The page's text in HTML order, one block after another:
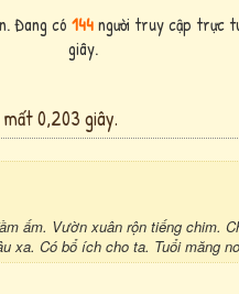
Đang có 144người truy cập trực
giây.
mất 0,203 giây.
ấm. Vườn xuân rộn tiếng chim.
xa. Có bổ ích cho ta. Tuổi măng